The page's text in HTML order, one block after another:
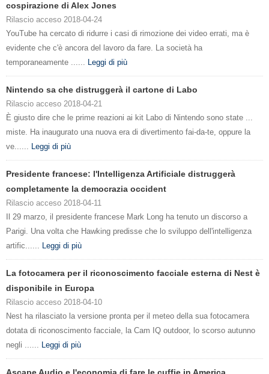
cospirazione di Alex Jones
Rilascio acceso 2018-04-24
YouTube ha cercato di ridurre i casi di rimozione dei video errati, ma è
evidente che c'è ancora del lavoro da fare. La società ha
temporaneamente ...... Leggi di più
Nintendo sa che distruggerà il cartone di Labo
Rilascio acceso 2018-04-21
È giusto dire che le prime reazioni ai kit Labo di Nintendo sono state ...
miste. Ha inaugurato una nuova era di divertimento fai-da-te, oppure la
ve...... Leggi di più
Presidente francese: l'Intelligenza Artificiale distruggerà
completamente la democrazia occident
Rilascio acceso 2018-04-11
Il 29 marzo, il presidente francese Mark Long ha tenuto un discorso a
Parigi. Una volta che Hawking predisse che lo sviluppo dell'intelligenza
artific...... Leggi di più
La fotocamera per il riconoscimento facciale esterna di Nest è
disponibile in Europa
Rilascio acceso 2018-04-10
Nest ha rilasciato la versione pronta per il meteo della sua fotocamera
dotata di riconoscimento facciale, la Cam IQ outdoor, lo scorso autunno
negli ...... Leggi di più